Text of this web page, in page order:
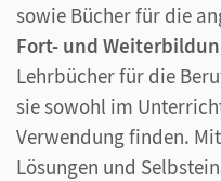
sowie Bücher für die
Fort- und
Lehrbücher für die
sie sowohl im
Verwendung finden.
Lösungen und